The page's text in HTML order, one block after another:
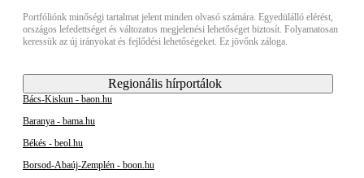
Portfóliónk minőségi tartalmat jelent minden olvasó számára. Egyedülálló elérést,
országos lefedettséget és változatos megjelenési lehetőséget biztosít. Folyamatosan
keressük az új irányokat és fejlődési lehetőségeket. Ez jövőnk záloga.
Regionális hírportálok
Bács-Kiskun - baon.hu
Baranya - bama.hu
Békés - beol.hu
Borsod-Abaúj-Zemplén - boon.hu